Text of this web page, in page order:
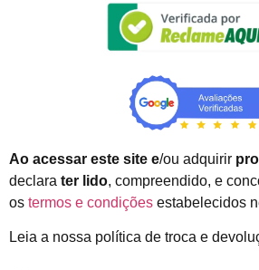
Ao acessar este site e/ou adquirir
declara ter lido, compreendido, e
os termos e condições estabelecidos
Leia a nossa política de troca e